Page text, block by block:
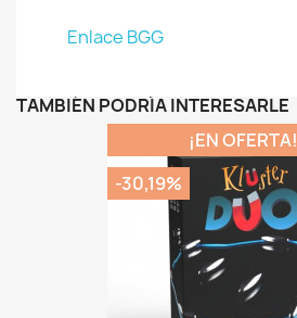
Enlace BGG
TAMBIÉN PODRÍA INTERESARLE
¡EN OFERTA!
-30,19%